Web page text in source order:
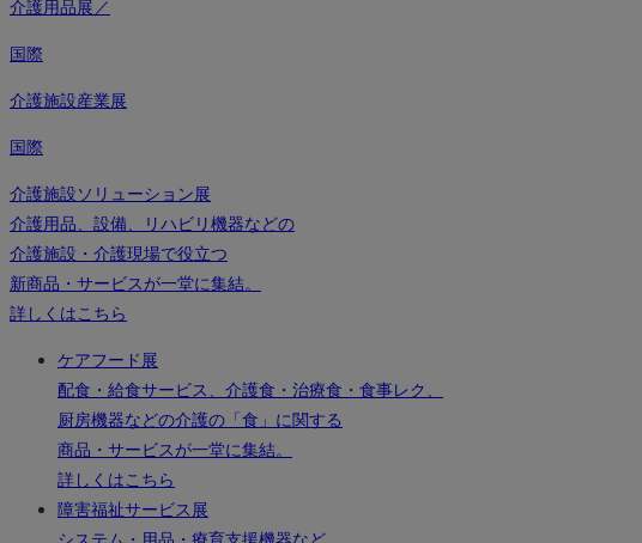
介護用品展／
国際
介護施設産業展
国際
介護施設ソリューション展
介護用品、設備、リハビリ機器などの
介護施設・介護現場で役立つ
新商品・サービスが一堂に集結。
詳しくはこちら
ケアフード展
配食・給食サービス、介護食・治療食・食事レク、
厨房機器などの介護の「食」に関する
商品・サービスが一堂に集結。
詳しくはこちら
障害福祉サービス展
システム・用品・療育支援機器など